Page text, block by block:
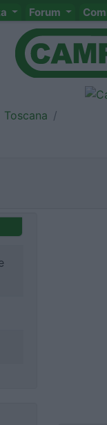
Forum
Toscana